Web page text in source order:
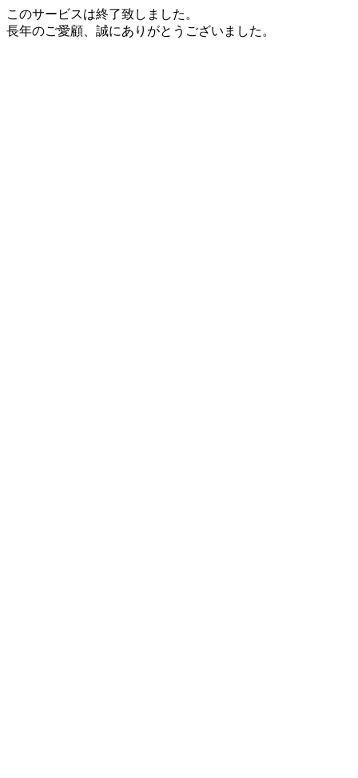
このサービスは終了致しました。
長年のご愛顧、誠にありがとうございました。